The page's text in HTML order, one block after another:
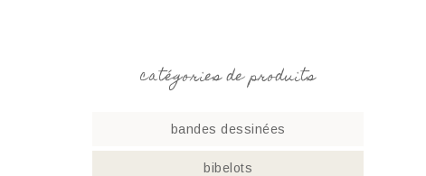
catégories de produits
bandes dessinées
bibelots